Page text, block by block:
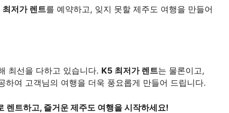
최저가 렌트를 예약하고, 잊지 못할 제주도 여행을 만들어
최선을 다하고 있습니다. K5 최저가 렌트는 물론이고,
하여 고객님의 여행을 더욱 풍요롭게 만들어 드립니다.
렌트하고, 즐거운 제주도 여행을 시작하세요!